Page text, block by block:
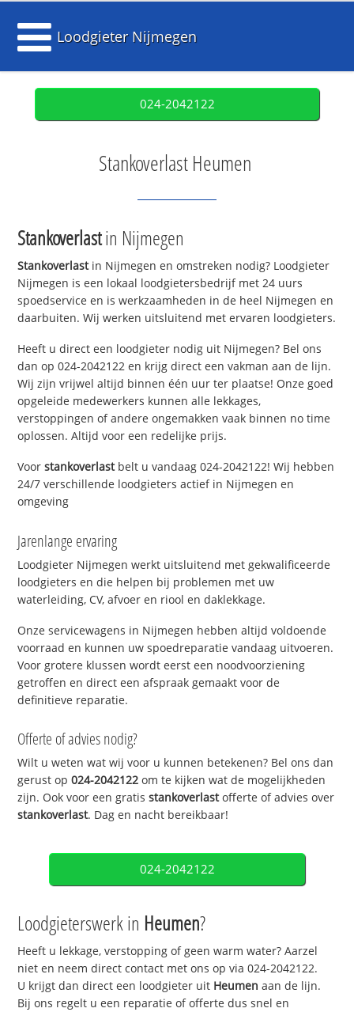
Loodgieter Nijmegen
024-2042122
Stankoverlast Heumen
Stankoverlastin Nijmegen
Stankoverlastin Nijmegen en omstreken nodig? Loodgieter
Nijmegen is een lokaal loodgietersbedrijf met 24 uurs
spoedservice en is werkzaamheden in de heel Nijmegen en
daarbuiten. Wij werken uitsluitend met ervaren loodgieters.
Heeft u direct een loodgieter nodig uit Nijmegen? Bel ons
dan op 024-2042122 en krijg direct een vakman aan de lijn.
Wij zijn vrijwel altijd binnen één uur ter plaatse! Onze goed
opgeleide medewerkers kunnen alle lekkages,
verstoppingen of andere ongemakken vaak binnen no time
oplossen. Altijd voor een redelijke prijs.
Voorstankoverlastbelt u vandaag 024-2042122! Wij hebben
24/7 verschillende loodgieters actief in Nijmegen en
omgeving
Jarenlange ervaring
Loodgieter Nijmegen werkt uitsluitend met gekwalificeerde
loodgieters en die helpen bij problemen met uw
waterleiding, CV, afvoer en riool en daklekkage.
Onze servicewagens in Nijmegen hebben altijd voldoende
voorraad en kunnen uw spoedreparatie vandaag uitvoeren.
Voor grotere klussen wordt eerst een noodvoorziening
getroffen en direct een afspraak gemaakt voor de
definitieve reparatie.
Offerte of advies nodig?
Wilt u weten wat wij voor u kunnen betekenen? Bel ons dan
gerust op024-2042122 om te kijken wat de mogelijkheden
zijn. Ook voor een gratisstankoverlastofferte of advies over
stankoverlast. Dag en nacht bereikbaar!
024-2042122
Loodgieterswerk in Heumen?
Heeft u lekkage, verstopping of geen warm water? Aarzel
niet en neem direct contact met ons op via 024-2042122.
U krijgt dan direct een loodgieter uit Heumen aan de lijn.
Bij ons regelt u een reparatie of offerte dus snel en